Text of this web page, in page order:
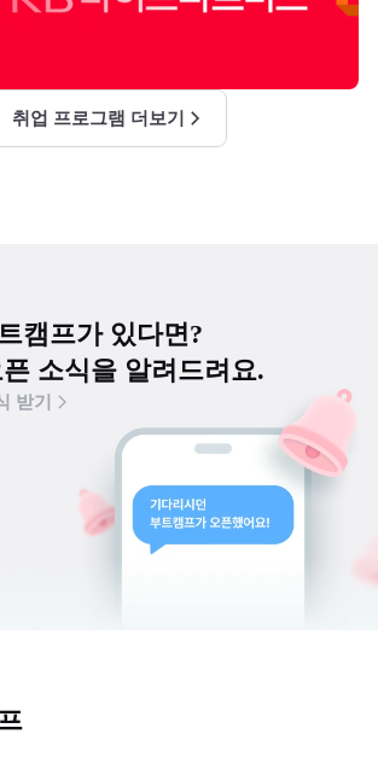
취업 프로그램 더보기
캠프가 있다면?
소식을 알려드려요.
받기